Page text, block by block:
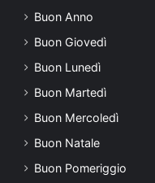
Buon Anno
Buon Giovedì
Buon Lunedì
Buon Martedì
Buon Mercoledì
Buon Natale
Buon Pomeriggio